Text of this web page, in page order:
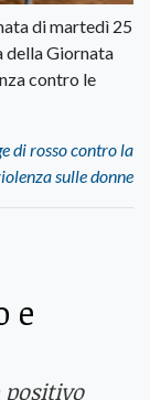
di martedì 25
della Giornata
contro le
di rosso contro la
sulle donne
e